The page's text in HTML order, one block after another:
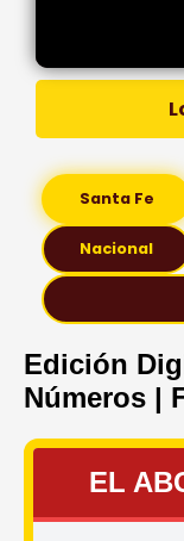
Santa Fe
Nacional
Edición
Números |
EL